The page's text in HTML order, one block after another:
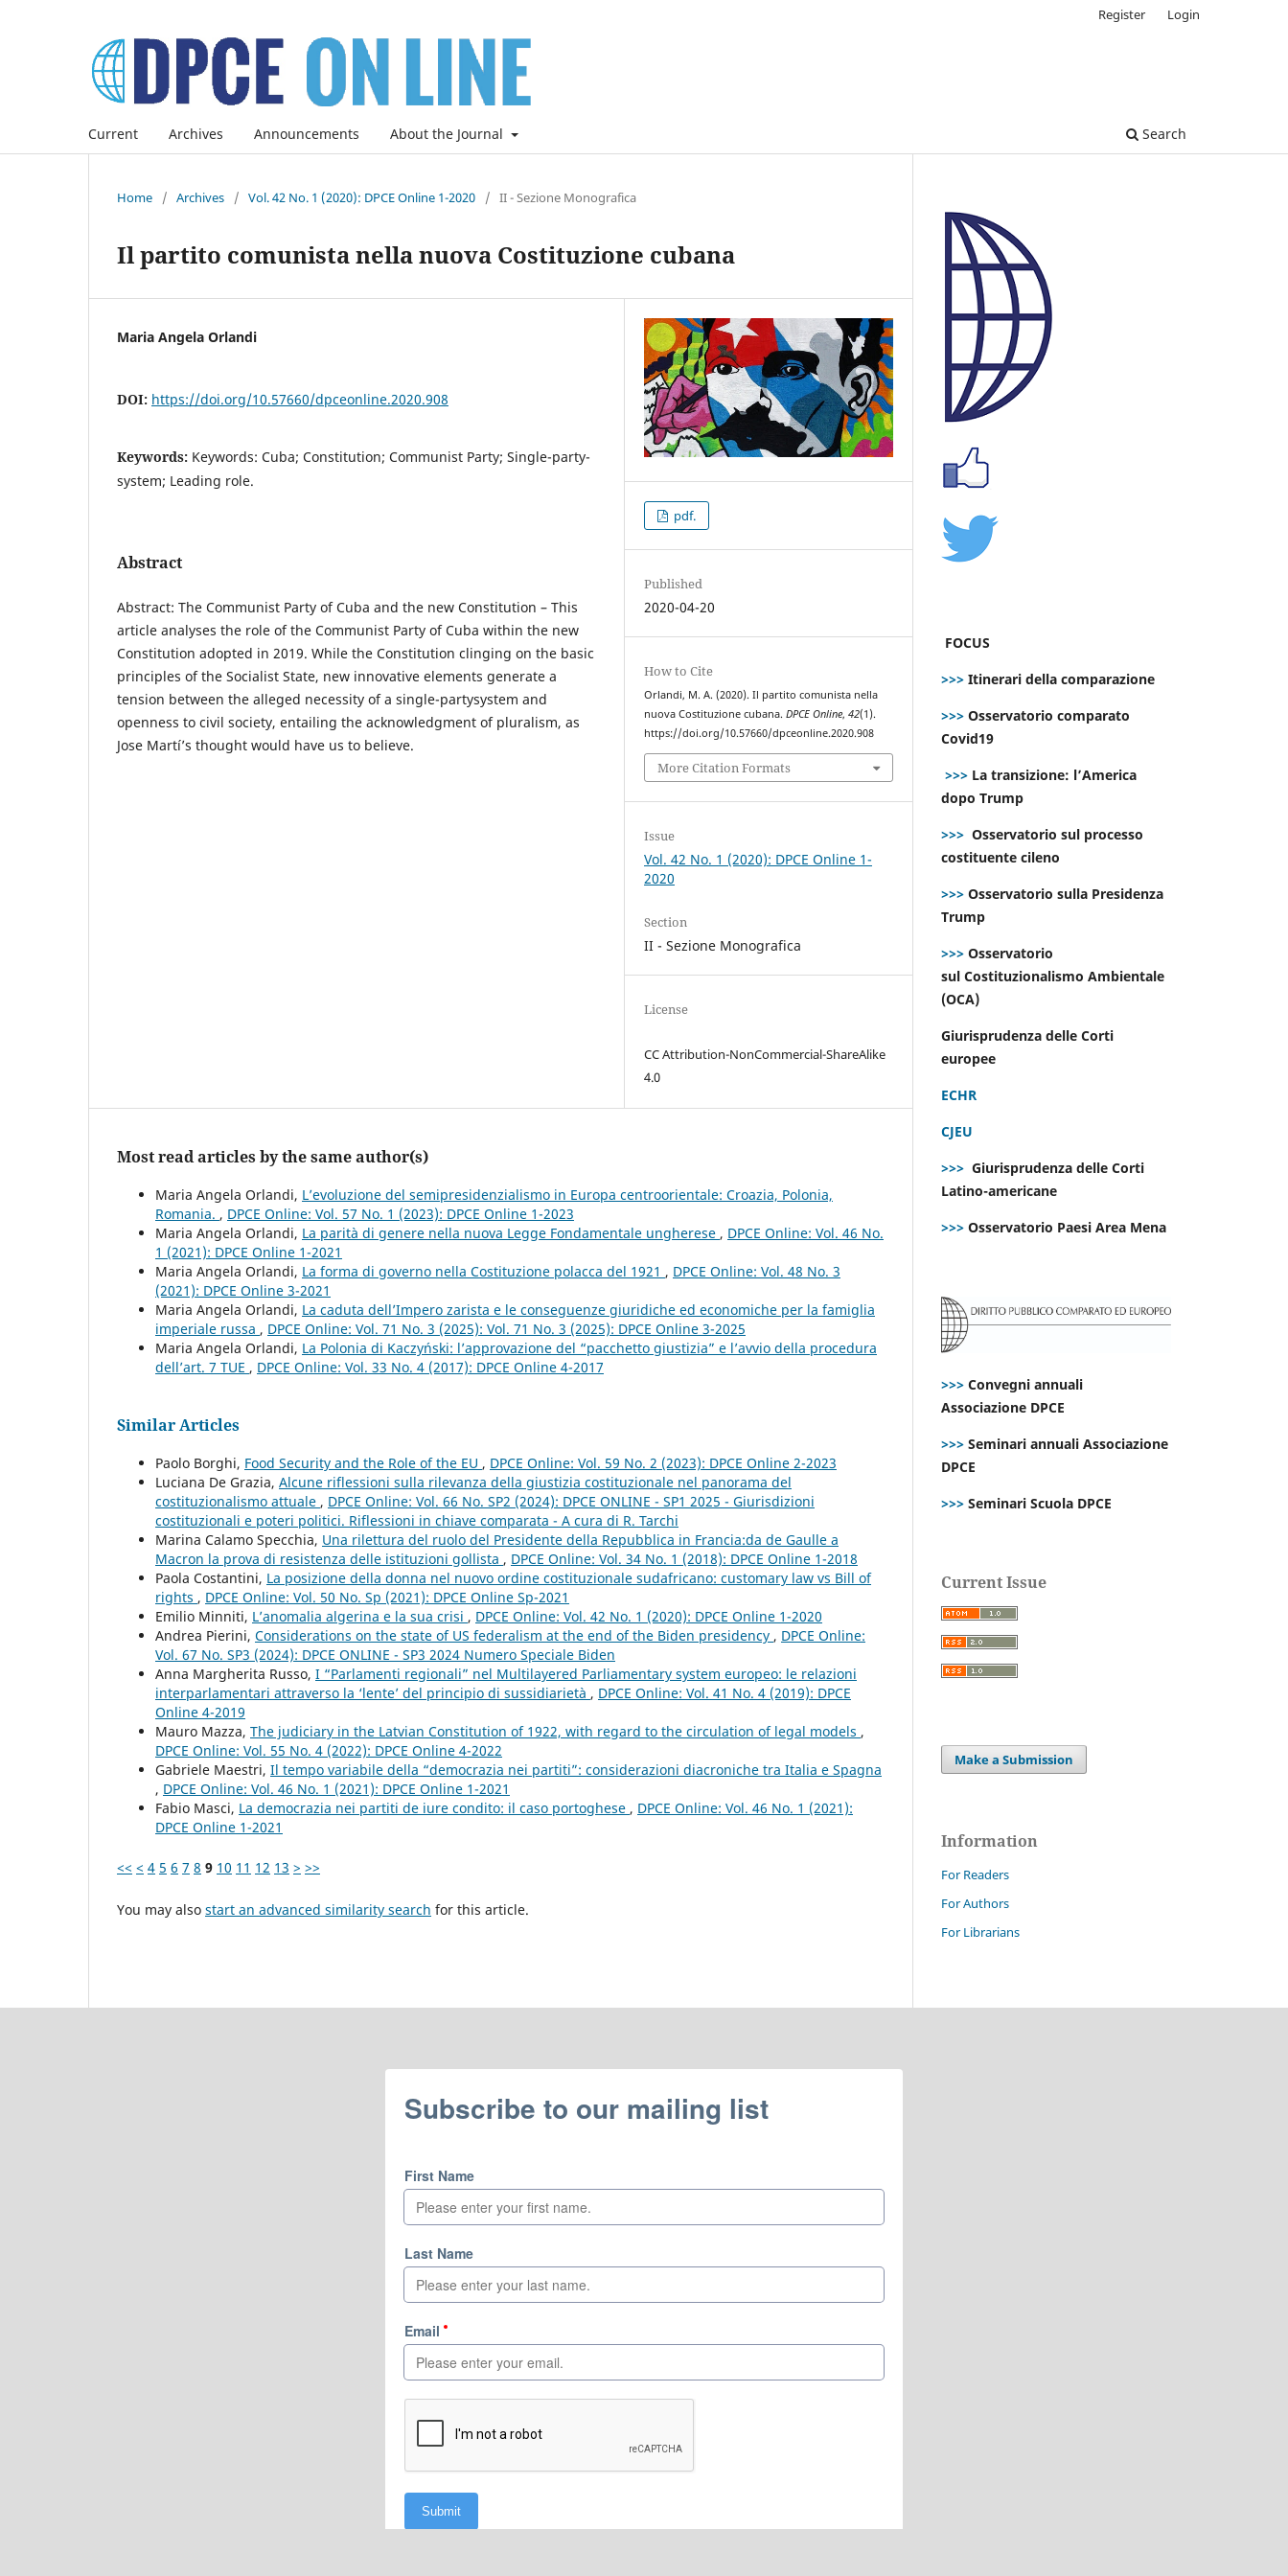
Current Archives Announcements About the Journal Search
Register Login
Home / Archives / Vol. 42 No. 1 (2020): DPCE Online 1-2020 / II - Sezione Monografica
Il partito comunista nella nuova Costituzione cubana
Maria Angela Orlandi
DOI: https://doi.org/10.57660/dpceonline.2020.908
Keywords: Keywords: Cuba; Constitution; Communist Party; Single-party-
system; Leading role.
Abstract
Abstract: The Communist Party of Cuba and the new Constitution – This
article analyses the role of the Communist Party of Cuba within the new
Constitution adopted in 2019. While the Constitution clinging on the basic
principles of the Socialist State, new innovative elements generate a
tension between the alleged necessity of a single-partysystem and
openness to civil society, entailing the acknowledgment of pluralism, as
Jose Martí’s thought would have us to believe.
pdf.
Published
2020-04-20
How to Cite
Orlandi, M. A. (2020). Il partito comunista nella
nuova Costituzione cubana.DPCE Online,42(1).
https://doi.org/10.57660/dpceonline.2020.908
More Citation Formats
Issue
Vol. 42 No. 1 (2020): DPCE Online 1-
2020
Section
II - Sezione Monografica
License
CC Attribution-NonCommercial-ShareAlike
4.0
Most read articles by the same author(s)
Maria Angela Orlandi, L’evoluzione del semipresidenzialismo in Europa centroorientale: Croazia, Polonia,
Romania. , DPCE Online: Vol. 57 No. 1 (2023): DPCE Online 1-2023
Maria Angela Orlandi, La parità di genere nella nuova Legge Fondamentale ungherese , DPCE Online: Vol. 46 No.
1 (2021): DPCE Online 1-2021
Maria Angela Orlandi, La forma di governo nella Costituzione polacca del 1921 , DPCE Online: Vol. 48 No. 3
(2021): DPCE Online 3-2021
Maria Angela Orlandi, La caduta dell’Impero zarista e le conseguenze giuridiche ed economiche per la famiglia
imperiale russa , DPCE Online: Vol. 71 No. 3 (2025): Vol. 71 No. 3 (2025): DPCE Online 3-2025
Maria Angela Orlandi, La Polonia di Kaczyński: l’approvazione del “pacchetto giustizia” e l’avvio della procedura
dell’art. 7 TUE , DPCE Online: Vol. 33 No. 4 (2017): DPCE Online 4-2017
Similar Articles
Paolo Borghi, Food Security and the Role of the EU , DPCE Online: Vol. 59 No. 2 (2023): DPCE Online 2-2023
Luciana De Grazia, Alcune riflessioni sulla rilevanza della giustizia costituzionale nel panorama del
costituzionalismo attuale , DPCE Online: Vol. 66 No. SP2 (2024): DPCE ONLINE - SP1 2025 - Giurisdizioni
costituzionali e poteri politici. Riflessioni in chiave comparata - A cura di R. Tarchi
Marina Calamo Specchia, Una rilettura del ruolo del Presidente della Repubblica in Francia:da de Gaulle a
Macron la prova di resistenza delle istituzioni gollista , DPCE Online: Vol. 34 No. 1 (2018): DPCE Online 1-2018
Paola Costantini, La posizione della donna nel nuovo ordine costituzionale sudafricano: customary law vs Bill of
rights , DPCE Online: Vol. 50 No. Sp (2021): DPCE Online Sp-2021
Emilio Minniti, L’anomalia algerina e la sua crisi , DPCE Online: Vol. 42 No. 1 (2020): DPCE Online 1-2020
Andrea Pierini, Considerations on the state of US federalism at the end of the Biden presidency , DPCE Online:
Vol. 67 No. SP3 (2024): DPCE ONLINE - SP3 2024 Numero Speciale Biden
Anna Margherita Russo, I “Parlamenti regionali” nel Multilayered Parliamentary system europeo: le relazioni
interparlamentari attraverso la ‘lente’ del principio di sussidiarietà , DPCE Online: Vol. 41 No. 4 (2019): DPCE
Online 4-2019
Mauro Mazza, The judiciary in the Latvian Constitution of 1922, with regard to the circulation of legal models ,
DPCE Online: Vol. 55 No. 4 (2022): DPCE Online 4-2022
Gabriele Maestri, Il tempo variabile della “democrazia nei partiti”: considerazioni diacroniche tra Italia e Spagna
, DPCE Online: Vol. 46 No. 1 (2021): DPCE Online 1-2021
Fabio Masci, La democrazia nei partiti de iure condito: il caso portoghese , DPCE Online: Vol. 46 No. 1 (2021):
DPCE Online 1-2021
<< < 4 5 6 7 8 9 10 11 12 13 > >>
You may also start an advanced similarity search for this article.
FOCUS
>>> Itinerari della comparazione
>>> Osservatorio comparato
Covid19
>>> La transizione: l’America
dopo Trump
>>> Osservatorio sul processo
costituente cileno
>>> Osservatorio sulla Presidenza
Trump
>>> Osservatorio
sul Costituzionalismo Ambientale
(OCA)
Giurisprudenza delle Corti
europee
ECHR
CJEU
>>> Giurisprudenza delle Corti
Latino-americane
>>> Osservatorio Paesi Area Mena
>>> Convegni annuali
Associazione DPCE
>>> Seminari annuali Associazione
DPCE
>>> Seminari Scuola DPCE
Current Issue
Make a Submission
Information
For Readers
For Authors
For Librarians